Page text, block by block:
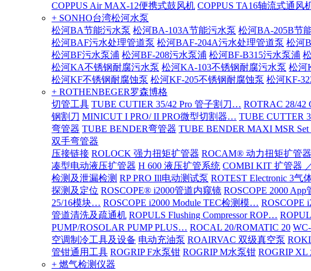
COPPUS Air MAX-12便携式鼓风机 COPPUS TA16轴流式通风
+ SONHO台湾松河水泵
松河BA节能污水泵 松河BA-103A节能污水泵 松河BA-205B节
松河BAF污水处理管道泵 松河BAF-204A污水处理管道泵 松河
松河BF污水泵浦 松河BF-208污水泵浦 松河BF-B315污水泵浦
松河KA不锈钢耐腐污水泵 松河KA-103不锈钢耐腐污水泵 松河
松河KF不锈钢耐腐蚀泵 松河KF-205不锈钢耐腐蚀泵 松河KF-
+ ROTHENBEGER罗森博格
切管工具 TUBE CUTIER 35/42 Pro 管子割刀… ROTRAC 28/
钢割刀 MINICUT I PRO/ II PRO微型切割器… TUBE CUTTER
弯管器 TUBE BENDER弯管器 TUBE BENDER MAXI MSR
双手弯管器
压接链接 ROLOCK 强力扭矩扩管器 ROCAM® 动力扭矩扩管器
凑型电动液压扩管器 H 600 液压扩管系统 COMBI KIT 扩管器
检测及泄漏检测 RP PRO Ill电动测试泵 ROTEST Electronic 3气
探测及定位 ROSCOPE® i2000管道内窥镜 ROSCOPE 2000
25/16模块… ROSCOPE i2000 Module TEC检测模… ROSCOPE
管道清洗及疏通机 ROPULS Flushing Compressor ROP…
PUMP/ROSOLAR PUMP PLUS… ROCAL 20/ROMATIC 20
空调制冷工具及设备 电动充油泵 ROAIRVAC 双级真空泵
管钳通用工具 ROGRIP F水泵钳 ROGRIP M水泵钳 ROGRIP XL
+ 燃气检测仪器